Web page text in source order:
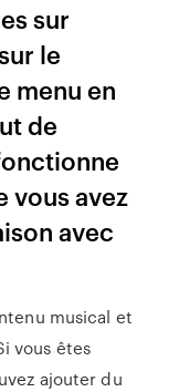
sur
le
menu en
de
vous avez
avec
musical et
vous êtes
ajouter du